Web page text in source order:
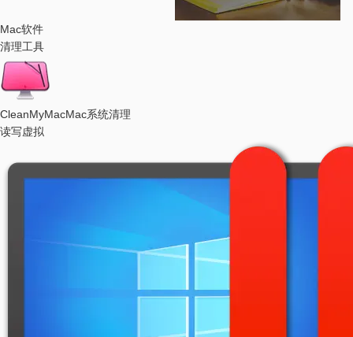
Mac软件
清理工具
CleanMyMacMac系统清理
读写虚拟